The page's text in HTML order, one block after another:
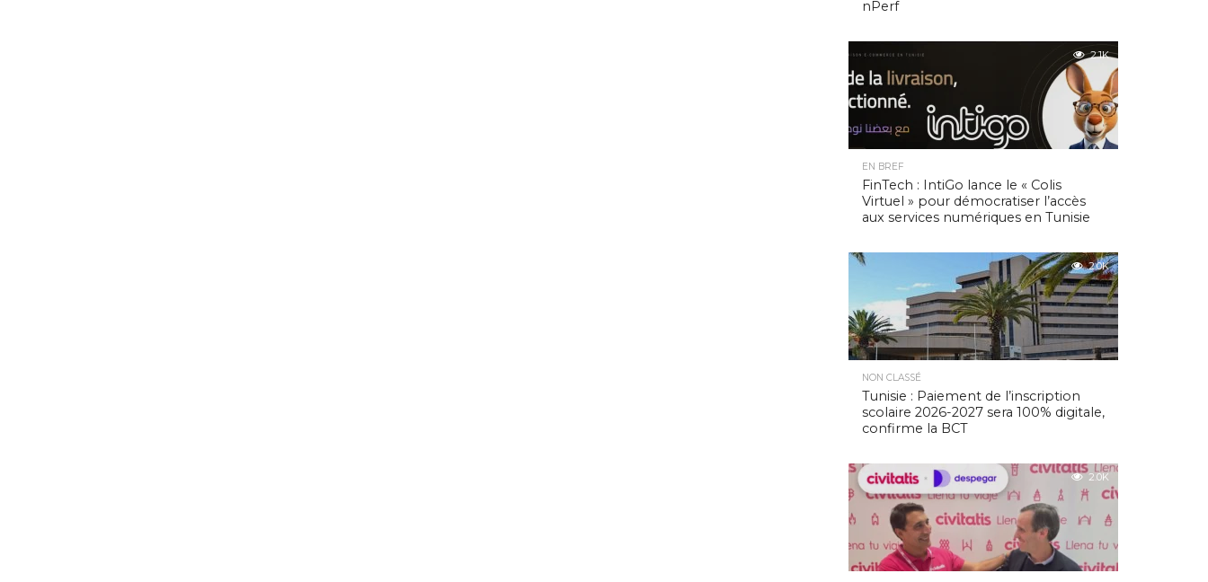
nPerf
2.1K
EN BREF
FinTech : IntiGo lance le « Colis
Virtuel » pour démocratiser l’accès
aux services numériques en Tunisie
2.0K
NON CLASSÉ
Tunisie : Paiement de l’inscription
scolaire 2026-2027 sera 100% digitale,
confirme la BCT
2.0K